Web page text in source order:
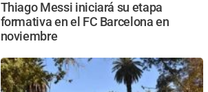
Thiago Messi iniciará su etapa
formativa en el FC Barcelona en
noviembre